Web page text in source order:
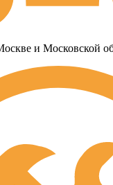
и Московской